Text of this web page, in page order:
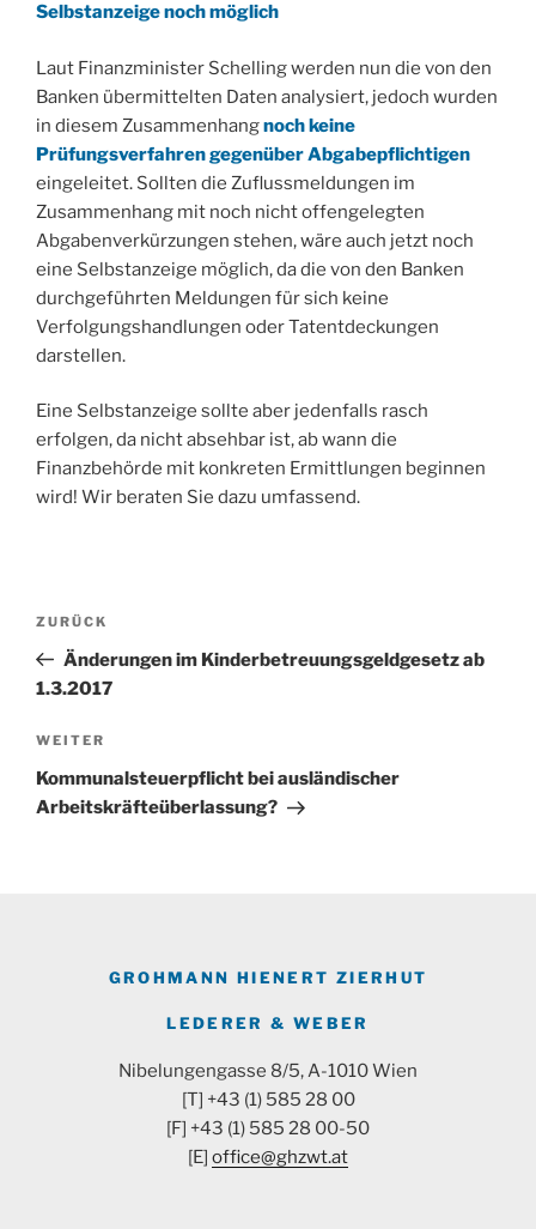
Selbstanzeige noch möglich
Laut Finanzminister Schelling werden nun die von den
Banken übermittelten Daten analysiert, jedoch wurden
in diesem Zusammenhangnoch keine
Prüfungsverfahren gegenüber Abgabepflichtigen
eingeleitet. Sollten die Zuflussmeldungen im
Zusammenhang mit noch nicht offengelegten
Abgabenverkürzungen stehen, wäre auch jetzt noch
eine Selbstanzeige möglich, da die von den Banken
durchgeführten Meldungen für sich keine
Verfolgungshandlungen oder Tatentdeckungen
darstellen.
Eine Selbstanzeige sollte aber jedenfalls rasch
erfolgen, da nicht absehbar ist, ab wann die
Finanzbehörde mit konkreten Ermittlungen beginnen
wird! Wir beraten Sie dazu umfassend.
Beitragsnavigation
Vorheriger
Beitrag
ZURÜCK
Änderungen im Kinderbetreuungsgeldgesetz ab
1.3.2017
Nächster
Beitrag
WEITER
Kommunalsteuerpflicht bei ausländischer
Arbeitskräfteüberlassung?
GROHMANN HIENERT ZIERHUT
LEDERER & WEBER
Nibelungengasse 8/5, A-1010 Wien
[T] +43 (1) 585 28 00
[F] +43 (1) 585 28 00-50
[E] office@ghzwt.at